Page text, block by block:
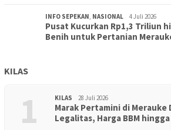
INFO SEPEKAN, NASIONAL 4 Juli 2026
Pusat Kucurkan Rp1,3 Triliun
Benih untuk Pertanian
KILAS
1 KILAS 28 Juli 2026
Marak Pertamini di Merauke
Legalitas, Harga BBM